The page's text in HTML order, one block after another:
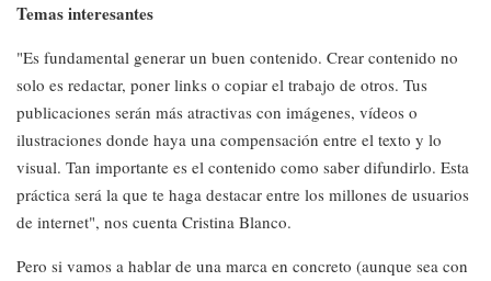
Temas interesantes
"Es fundamental generar un buen contenido. Crear contenido no
solo es redactar, poner links o copiar el trabajo de otros. Tus
publicaciones serán más atractivas con imágenes, vídeos o
ilustraciones donde haya una compensación entre el texto y lo
visual. Tan importante es el contenido como saber difundirlo. Esta
práctica será la que te haga destacar entre los millones de usuarios
de internet", nos cuenta Cristina Blanco.
Pero si vamos a hablar de una marca en concreto (aunque sea con